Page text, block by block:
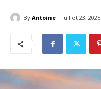
By Antoine juillet 23, 2025